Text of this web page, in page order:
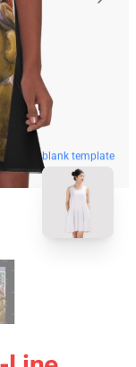
blank template